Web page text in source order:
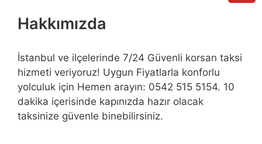
Hakkımızda
İstanbul ve ilçelerinde 7/24 Güvenli korsan taksi
hizmeti veriyoruz! Uygun Fiyatlarla konforlu
yolculuk için Hemen arayın: 0542 515 5154. 10
dakika içerisinde kapınızda hazır olacak
taksinize güvenle binebilirsiniz.